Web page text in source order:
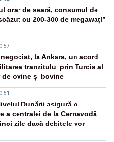
orar de seară, consumul de
cu 200-300 de megawați”
negociat, la Ankara, un acord
tranzitului prin Turcia al
de ovine și bovine
Dunării asigură o
a centralei de la Cernavodă
zile dacă debitele vor